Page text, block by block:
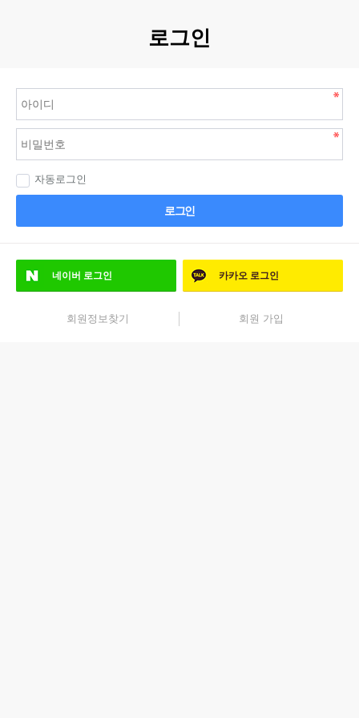
로그인
자동로그인
로그인
네이버 로그인 카카오 로그인
회원정보찾기 회원 가입